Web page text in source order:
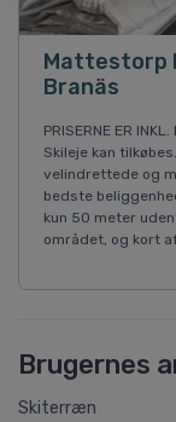
Mattestorp
Branäs
PRISERNE ER
Skileje kan
velindrettede og
bedste
kun 50 meter
området, og kort
Brugernes
Skiterræn